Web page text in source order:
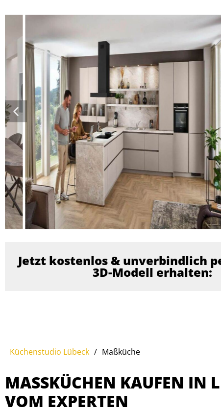
Jetzt kostenlos & unverbindlich
3D-Modell erhalten:
Küchenstudio Lübeck / Maßküche
MASSKÜCHEN KAUFEN IN
OM EXPERTEN